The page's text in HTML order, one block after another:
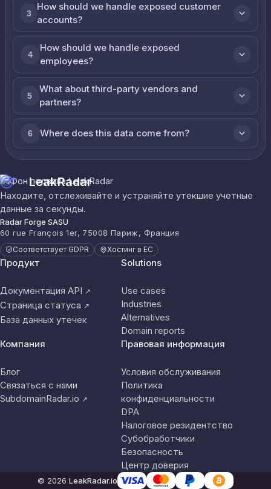
3
How should we handle exposed customer
accounts?
4
How should we handle exposed
employees?
5
What about third-party vendors and
partners?
6 Where does this data come from?
LeakRadar
Находите, отслеживайте и устраняйте утекшие учетные
данные за секунды.
Radar Forge SASU
60 rue François 1er, 75008 Париж, Франция
Соответствует GDPR Хостинг в ЕС
Продукт
Документация API ↗
Страница статуса ↗
База данных утечек
Solutions
Use cases
Industries
Alternatives
Domain reports
Компания
Блог
Связаться с нами
SubdomainRadar.io ↗
Правовая информация
Условия обслуживания
Политика
конфиденциальности
DPA
Налоговое резидентство
Субобработчики
Безопасность
Центр доверия
© 2026 LeakRadar.io